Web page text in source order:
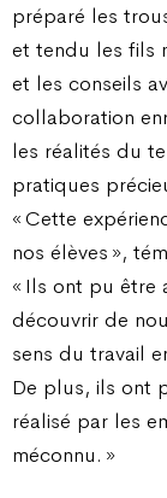
préparé les
et tendu les fils
et les conseils
collaboration
les réalités du
pratiques
« Cette
nos élèves »,
« Ils ont pu être
découvrir de
sens du travail
De plus, ils ont
réalisé par les
méconnu. »